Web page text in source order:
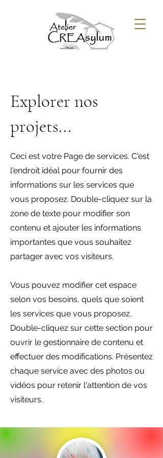
Explorer nos
projets...
Ceci est votre Page de services. C'est
l'endroit idéal pour fournir des
informations sur les services que
vous proposez. Double-cliquez sur la
zone de texte pour modifier son
contenu et ajouter les informations
importantes que vous souhaitez
partager avec vos visiteurs.
Vous pouvez modifier cet espace
selon vos besoins, quels que soient
les services que vous proposez.
Double-cliquez sur cette section pour
ouvrir le gestionnaire de contenu et
effectuer des modifications. Présentez
chaque service avec des photos ou
vidéos pour retenir l'attention de vos
visiteurs.